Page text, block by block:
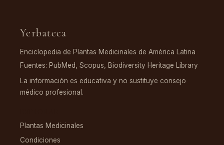
Yerbateca
Enciclopedia de Plantas Medicinales de América Latina
Fuentes: PubMed, Scopus, Biodiversity Heritage Library
La información es educativa y no sustituye consejo
médico profesional.
Plantas Medicinales
Condiciones